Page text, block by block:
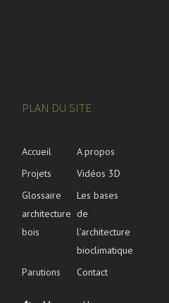
PLAN DU SITE
Accueil
A propos
Projets
Vidéos 3D
Glossaire
architecture
bois
Les bases
de
l’architecture
bioclimatique
Parutions
Contact